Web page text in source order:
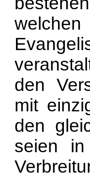
den
mit
den
seien in